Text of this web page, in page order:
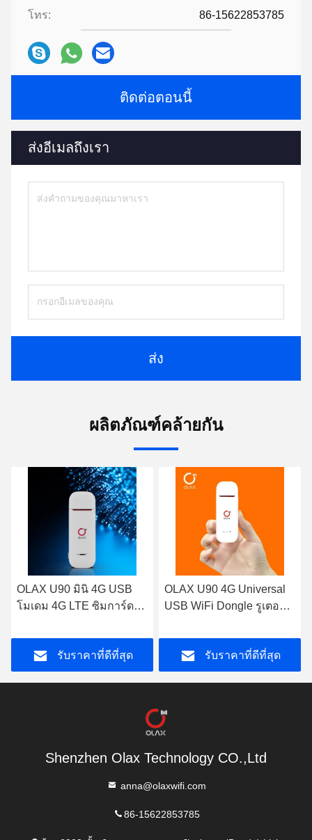
โทร: 86-15622853785
ติดต่อตอนนี้
ส่งอีเมลถึงเรา
ส่ง
ผลิตภัณฑ์คล้ายกัน
OLAX U90 4G Universal
USB WiFi Dongle รูเตอร์
ภายนอก
รับราคาที่ดีที่สุด
OLAX U90 Car play
มาตรฐาน 802.11b / g / n
WiFi นอก
รับราคาที่ดีที่สุด
Shenzhen Olax Technology CO.,Ltd
anna@olaxwifi.com
86-15622853785